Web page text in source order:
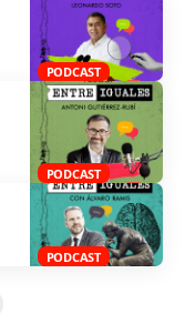
PODCAST
PODCAST
PODCAST